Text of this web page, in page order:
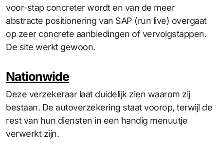
voor-stap concreter wordt en van de meer
abstracte positionering van SAP (run live) overgaat
op zeer concrete aanbiedingen of vervolgstappen.
De site werkt gewoon.
Nationwide
Deze verzekeraar laat duidelijk zien waarom zij
bestaan. De autoverzekering staat voorop, terwijl de
rest van hun diensten in een handig menuutje
verwerkt zijn.